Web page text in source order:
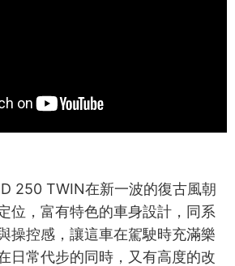
250 TWIN在新一波的復古風朝
位，富有特色的車身設計，同系
操控感，讓這車在駕駛時充滿樂
日常代步的同時，又有高度的改